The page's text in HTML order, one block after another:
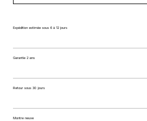
Expédition estimée sous 6 à 12 jours
Garantie 2 ans
Retour sous 30 jours
Montre neuve